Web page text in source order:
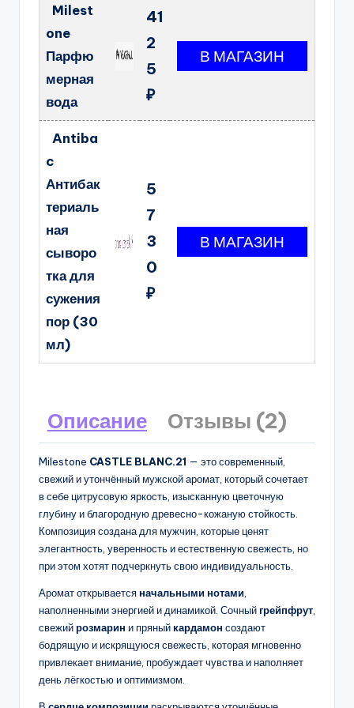
Milest
one
Парфю
мерная
вода
41
2
5
₽
Antiba
c
Антибак
териаль
ная
сыворо
тка для
сужения
пор (30
мл)
5
7
3
0
₽
Описание Отзывы (2)
Milestone CASTLE BLANC.21 — это современный,
свежий и утончённый мужской аромат, который сочетает
в себе цитрусовую яркость, изысканную цветочную
глубину и благородную древесно-кожаную стойкость.
Композиция создана для мужчин, которые ценят
элегантность, уверенность и естественную свежесть, но
при этом хотят подчеркнуть свою индивидуальность.
Аромат открываетсяначальными нотами
наполненными энергией и динамикой. Сочныйгрейпфрут
свежийрозмарин и пряныйкардамон создают
бодрящую и искрящуюся свежесть, которая мгновенно
привлекает внимание, пробуждает чувства и наполняет
день лёгкостью и оптимизмом.